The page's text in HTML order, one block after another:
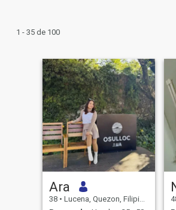
1 - 35 de 100
Ara
38 • Lucena, Quezon, Filipinas